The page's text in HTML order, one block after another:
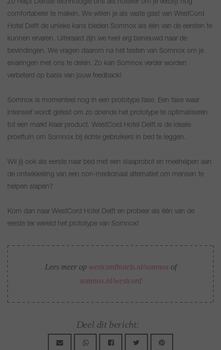
Zo helpt Delftse technologie ons als hotelier om je verblijf nog
comfortabeler te maken. We willen je als vaste gast van WestCord
Hotel Delft de unieke kans bieden Somnox als één van de eersten te
kunnen ervaren. Uiteraard zijn we heel erg benieuwd naar de
bevindingen. We vragen daarom na het testen van Somnox om je
ervaringen met ons te delen. Zo kan Somnox verder worden
verbeterd op basis van jouw feedback!
Somnox is momenteel nog in een prototype fase. Een fase waar
intensief wordt getest om zo doende het prototype te optimaliseren
tot een markt klaar product. WestCord Hotel Delft is de ideale
proeftuin om Somnox bij échte gebruikers in bed te leggen.
Wil jij ook als eerste naar bed met een slaaprobot en meehelpen aan
de ontwikkeling van een non-medicinaal alternatief om mensen te
helpen slapen?
Kom dan naar WestCord Hotel Delft en probeer als één van de
eerste ter wereld het prototype van Somnox!
Lees meer op westcordhotels.nl/somnoxof
somnox.nl/westcord
Deel dit bericht: